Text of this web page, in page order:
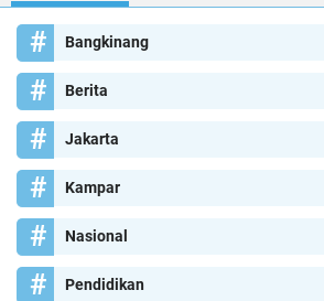
Bangkinang
Berita
Jakarta
Kampar
Nasional
Pendidikan